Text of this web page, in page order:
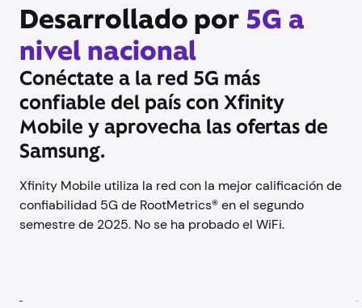
Desarrollado por 5G a
nivel nacional
Conéctate a la red 5G más
confiable del país con Xfinity
Mobile y aprovecha las ofertas de
Samsung.
Xfinity Mobile utiliza la red con la mejor calificación de
confiabilidad 5G de RootMetrics® en el segundo
semestre de 2025. No se ha probado el WiFi.